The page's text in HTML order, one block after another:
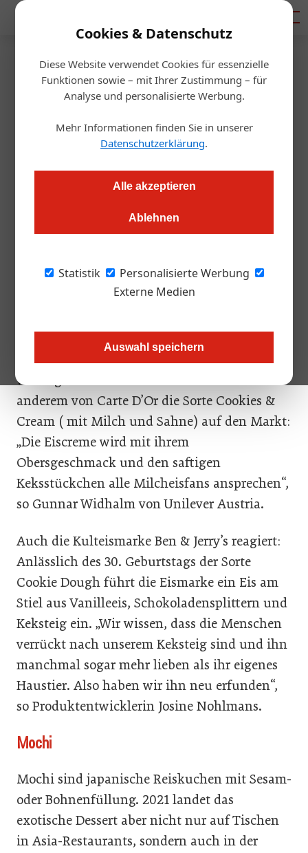
Cookies & Datenschutz
Diese Website verwendet Cookies für essenzielle
Funktionen sowie – mit Ihrer Zustimmung – für
Analyse und personalisierte Werbung.
Mehr Informationen finden Sie in unserer
Datenschutzerklärung.
Alle akzeptieren
Ablehnen
Statistik
Personalisierte Werbung
Externe Medien
Auswahl speichern
Startseite/Gastro & Hotel
Das sind die Eis-Trends 2021
Jasmin Kreulitsch 11.03.2021, 13:19 Uhr
Die Eissaison bricht an. Wir stellen die angesagtesten
Keksteig als Speiseeis-Trend
Jedes Jahr werden vom Branchenmagazin
„Lebensmittel Praxis“ Produktneuheiten
einen klaren Gewinner: Cookie Dough von
Mövenpick. Eis mit Keksteigstücken ist ein
wichtiger Trend für 2021. So kommt unter
anderem von Carte D’Or die Sorte Cookies &
Cream ( mit Milch und Sahne) auf den Markt:
„Die Eiscreme wird mit ihrem
Obersgeschmack und den saftigen
Keksstückchen alle Milch­eisfans ansprechen“,
so Gunnar Widhalm von Unilever Austria.
Auch die Kulteismarke Ben & Jerry’s reagiert:
Anlässlich des 30. Geburtstags der Sorte
Cookie Dough führt die Eismarke ein Eis am
Stiel aus Vanilleeis, Schokoladensplittern und
Keksteig ein. „Wir wissen, dass die Menschen
verrückt nach unserem Keksteig sind und ihn
manchmal sogar mehr lieben als ihr eigenes
Haustier. Also haben wir ihn neu erfunden“,
so Produktentwicklerin Josine Nohlmans.
Mochi
Mochi sind japanische Reiskuchen mit Sesam-
oder Bohnenfüllung. 2021 landet das
exotische Dessert aber nicht nur auf Tischen
in Asia-Restaurants, ­sondern auch in der